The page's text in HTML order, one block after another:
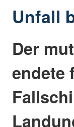
Unfall
Der
endete